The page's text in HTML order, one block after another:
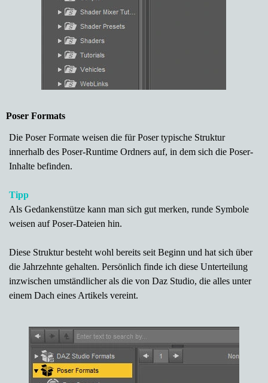
Poser Formats
Die Poser Formate weisen die für Poser typische Struktur
innerhalb des Poser-Runtime Ordners auf, in dem sich die Poser-
Inhalte befinden.
Tipp
Als Gedankenstütze kann man sich gut merken, runde Symbole
weisen auf Poser-Dateien hin.
Diese Struktur besteht wohl bereits seit Beginn und hat sich über
die Jahrzehnte gehalten. Persönlich finde ich diese Unterteilung
inzwischen umständlicher als die von Daz Studio, die alles unter
einem Dach eines Artikels vereint.